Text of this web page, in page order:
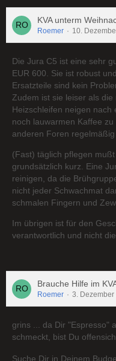
KVA unterm
Roemer 10.
Die Jura C5 ist eine sehr
EUR 600. Sie ist robust
Ersatzteile sind kein
Zudem ist sie leiser als
Heizschleifen neigen
noch lauwarmen Kaffee
anderen Foren
(Fast) täglich pflegen
grundsätzlich kurz. Eine
reinigen, da die
nicht jeder Schwachmat
schmalen Fingern und
Im übrigen ist für den
verantwortlich und nicht
Brauche Hilfe im
Roemer 3.
grins ... da Dir "Espresso"
schmeckt, bist Du
Suche Dir in Deinem